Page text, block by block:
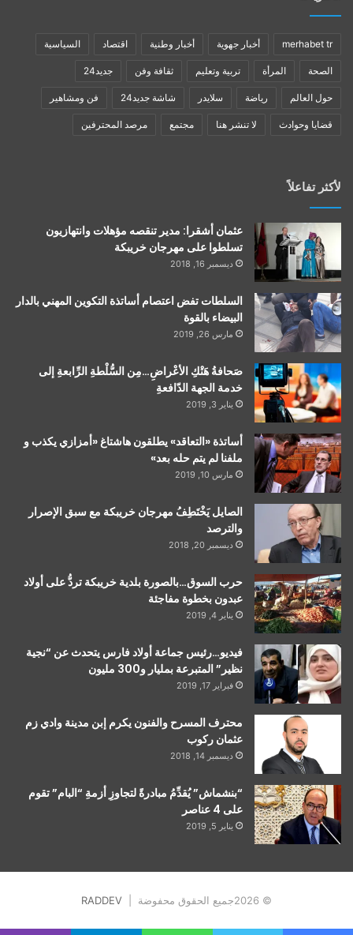
merhabet tr أخبار جهوية أخبار وطنية اقتصاد السياسية
الصحة المرأة تربية وتعليم ثقافة وفن جديد24
حول العالم رياضة سلايدر شاشة جديد24 فن ومشاهير
قضايا وحوادث لا تنشر هنا مجتمع مرصد المحترفين
لأكثر تفاعلاً
عثمان أشقرا: مدير تنقصه مؤهلات وانتهازيون
تسلطوا على مهرجان خريبكة
ديسمبر 16, 2018
السلطات تفض اعتصام أساتذة التكوين المهني بالدار
البيضاء بالقوة
مارس 26, 2019
صَحافةُ هَتْكِ الأعْراضِ…مِن السُّلْطةِ الرِّابعةِ إلى
خدمة الجهة الدّافعةِ
يناير 3, 2019
أساتذة «التعاقد» يطلقون هاشتاغ «أمزازي يكذب و
ملفنا لم يتم حله بعد»
مارس 10, 2019
الصايل يَخْتَطِفُ مهرجان خريبكة مع سبق الإصرار
والترصد
ديسمبر 20, 2018
حرب السوق…بالصورة بلدية خريبكة تردُّ على أولاد
عبدون بخطوة مفاجئة
يناير 4, 2019
فيديو…رئيس جماعة أولاد فارس يتحدث عن “نجية
نظير” المتبرعة بمليار و300 مليون
فبراير 17, 2019
محترف المسرح والفنون يكرم إبن مدينة وادي زم
عثمان ركوب
ديسمبر 14, 2018
“بنشماش” يُقدِّمُ مبادرةً لتجاوزِ أزمةِ “البام” تقوم
على 4 عناصر
يناير 5, 2019
© 2026جميع الحقوق محفوضة | RADDEV